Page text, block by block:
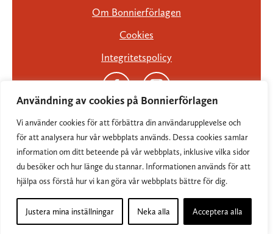
Användning av cookies på Bonnierförlagen
Vi använder cookies för att förbättra din användarupplevelse och
för att analysera hur vår webbplats används. Dessa cookies samlar
information om ditt beteende på vår webbplats, inklusive vilka sidor
du besöker och hur länge du stannar. Informationen används för att
hjälpa oss förstå hur vi kan göra vår webbplats bättre för dig.
Justera mina inställningar Neka alla Acceptera alla
Om Bonnierförlagen
Cookies
Integritetspolicy